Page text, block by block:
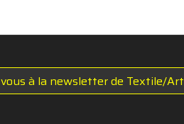
à la newsletter de Textile/Art